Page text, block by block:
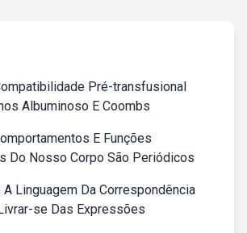
Pré-transfusional
Albuminoso E Coombs
E Funções
Do Nosso Corpo São Periódicos
Linguagem Da Correspondência
se Das Expressões